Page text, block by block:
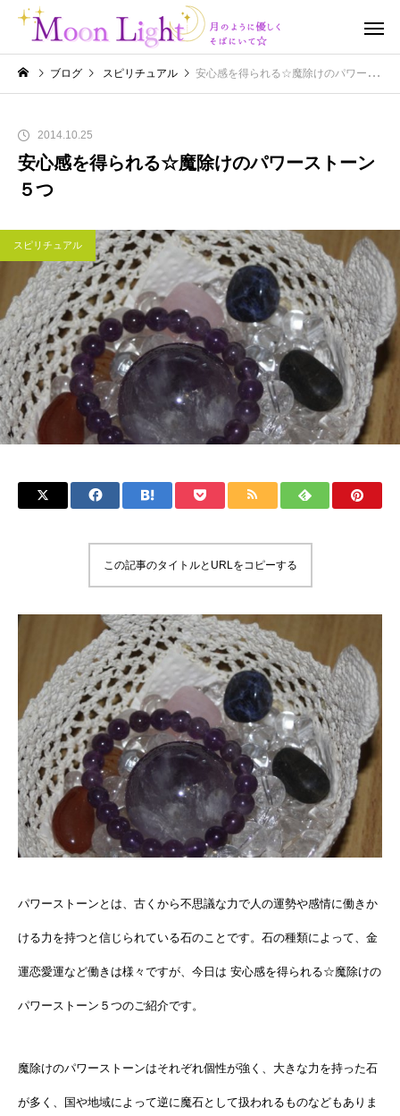
ブログ スピリチュアル 安心感を得られる☆魔除けのパワーストーン５つ
2014.10.25
安心感を得られる☆魔除けのパワーストーン
５つ
スピリチュアル
この記事のタイトルとURLをコピーする
パワーストーンとは、古くから不思議な力で人の運勢や感情に働きか
ける力を持つと信じられている石のことです。石の種類によって、金
運恋愛運など働きは様々ですが、今日は 安心感を得られる☆魔除けの
パワーストーン５つのご紹介です。
魔除けのパワーストーンはそれぞれ個性が強く、大きな力を持った石
が多く、国や地域によって逆に魔石として扱われるものなどもありま